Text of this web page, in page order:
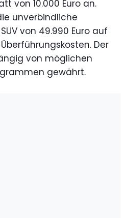
von 10.000 Euro an.
unverbindliche
von 49.990 Euro auf
Der
von möglichen
gewährt.